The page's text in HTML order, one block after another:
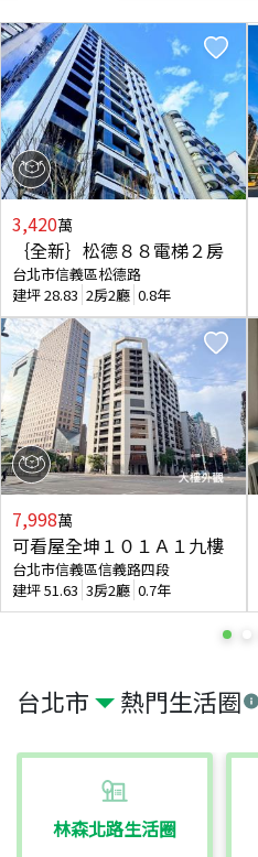
台北市 熱門生活圈
林森北路生活圈
3,420萬
｛全新｝松德８８電梯２房
台北市信義區松德路
建坪28.83 2房2廳 0.8年
7,998萬
可看屋全坤１０１Ａ１九樓
台北市信義區信義路四段
建坪51.63 3房2廳 0.7年